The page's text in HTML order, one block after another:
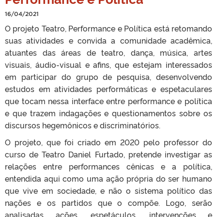
16/04/2021
O projeto Teatro, Performance e Política está retomando
suas atividades e convida a comunidade acadêmica,
atuantes das áreas de teatro, dança, música, artes
visuais, áudio-visual e afins, que estejam interessados
em participar do grupo de pesquisa, desenvolvendo
estudos em atividades performáticas e espetaculares
que tocam nessa interface entre performance e política
e que trazem indagações e questionamentos sobre os
discursos hegemônicos e discriminatórios.
O projeto, que foi criado em 2020 pelo professor do
curso de Teatro Daniel Furtado, pretende investigar as
relações entre performances cênicas e a política,
entendida aqui como uma ação própria do ser humano
que vive em sociedade, e não o sistema político das
nações e os partidos que o compõe. Logo, serão
analisadas ações, espetáculos, intervenções e